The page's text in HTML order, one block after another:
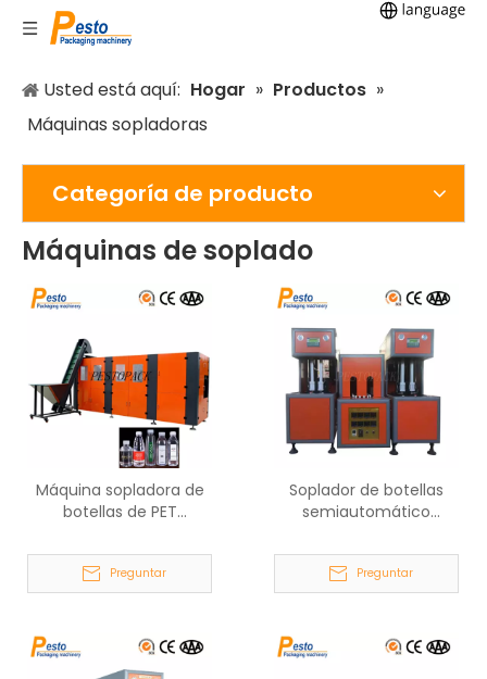
Usted está aquí: Hogar » Productos »
Máquinas sopladoras
Categoría de producto
Máquinas de soplado
Máquina sopladora de
botellas de PET
automática 12000BPH
Preguntar
Soplador de botellas
semiautomático
Preguntar